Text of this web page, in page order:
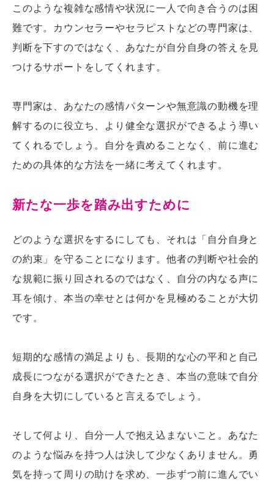
このような複雑な感情や状況に一人で向き合うのは困
難です。カウンセラーやセラピストなどの専門家は、
判断を下すのではなく、あなたが自分自身の答えを見
つけるサポートをしてくれます。
専門家は、あなたの感情パターンや無意識の動機を理
解するのに役立ち、より健全な選択ができるよう導い
てくれるでしょう。自分を責めることなく、前に進む
ための具体的な方法を一緒に考えてくれます。
新たな一歩を踏み出すために
どのような選択をするにしても、それは「自分自身と
の約束」を守ることになります。他者の判断や社会的
な規範に振り回されるのではなく、自分の内なる声に
耳を傾け、本当の幸せとは何かを見極めることが大切
です。
短期的な感情の満足よりも、長期的な心の平和と自己
成長につながる選択ができたとき、本当の意味で自分
自身を大切にしていると言えるでしょう。
そして何より、自分一人で抱え込まないこと。あなた
のような悩みを持つ人は決して少なくありません。勇
気を持って周りの助けを求め、一歩ずつ前に進んでい